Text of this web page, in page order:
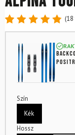
Értékelés
5-ből,
18
értékelés
alapján
(18
Szín
Kék
Hossz